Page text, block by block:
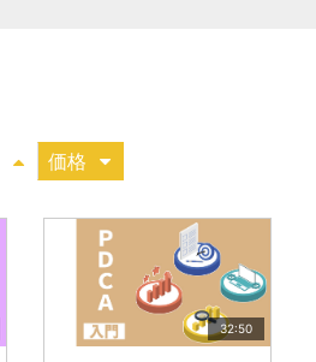
価格
32:50